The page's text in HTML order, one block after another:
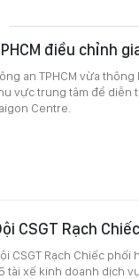
điều chỉnh
an TPHCM vừa
vực trung tâm để diễn
Centre.
CSGT Rạch
CSGT Rạch Chiếc
tài xế kinh doanh dịch